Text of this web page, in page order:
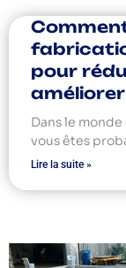
pour
Dans le
vous êtes
Lire la suite »